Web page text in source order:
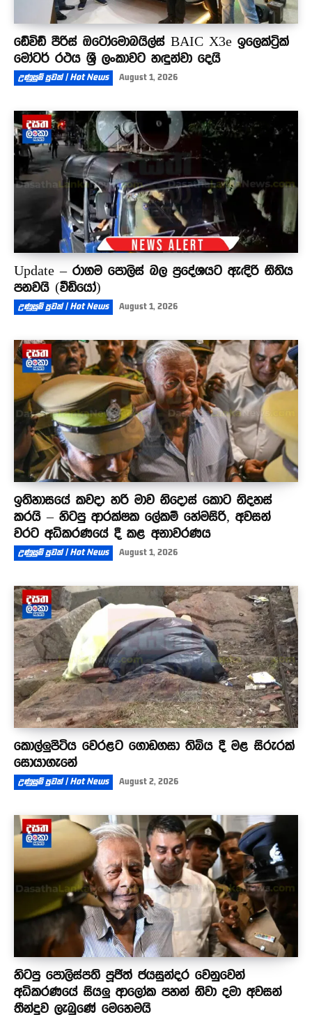
ඩේවිඩ් පීරිස් ඔටෝමොබයිල්ස් BAIC X3e ඉලෙක්ට්‍රික්
මෝටර් රථය ශ්‍රී ලංකාවට හඳුන්වා දෙයි
උණුසුම් පුවත් | Hot News August 1, 2026
Update – රාගම පොලිස් බල ප්‍රදේශයට ඇඳිරි නීතිය
පනවයි (වීඩියෝ)
උණුසුම් පුවත් | Hot News August 1, 2026
ඉතිහාසයේ කවදා හරි මාව නිදොස් කොට නිදහස්
කරයි – හිටපු ආරක්ෂක ලේකම් හේමසිරි, අවසන්
වරට අධිකරණයේ දී කළ අනාවරණය
උණුසුම් පුවත් | Hot News August 1, 2026
කොල්ලුපිටිය වෙරළට ගොඩගසා තිබිය දී මළ සිරුරක්
සොයාගැනේ
උණුසුම් පුවත් | Hot News August 2, 2026
හිටපු පොලිස්පති පූජිත් ජයසුන්දර වෙනුවෙන්
අධිකරණයේ සියලු ආලෝක පහන් නිවා දමා අවසන්
තීන්දුව ලැබුණේ මෙහෙමයි